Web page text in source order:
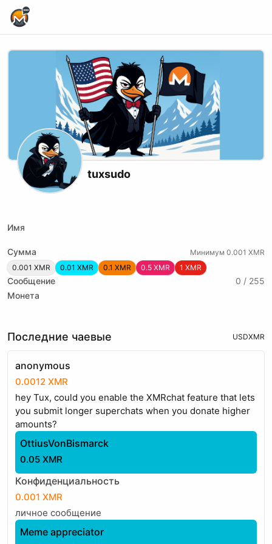
tuxsudo
Имя
Сумма
Минимум 0.001 XMR
0.001 XMR
0.01 XMR 0.1 XMR 0.5 XMR 1 XMR
Сообщение
0 / 255
Монета
Последние чаевые USDXMR
anonymous
0.0012 XMR
hey Tux, could you enable the XMRchat feature that lets
you submit longer superchats when you donate higher
amounts?
OttiusVonBismarck
0.05 XMR
Конфиденциальность
0.001 XMR
личное сообщение
Meme appreciator